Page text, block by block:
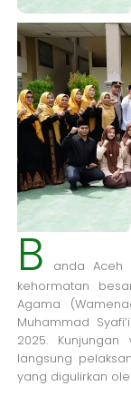
B
anda Aceh
kehormatan
Agama
Muhammad
2025.
langsung
yang digulirkan